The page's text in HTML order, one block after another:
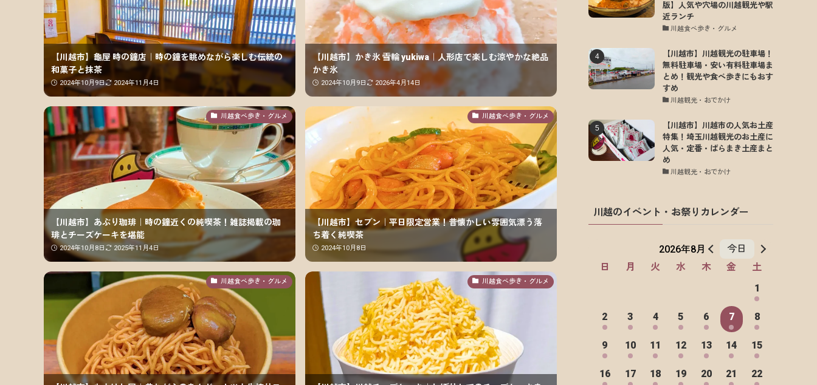
【川越市】龜屋 時の鐘店｜時の鐘を眺めながら楽しむ伝統の
和菓子と抹茶
2024年10月9日 2024年11月4日
【川越市】かき氷 雪輪 yukiwa｜人形店で楽しむ涼やかな絶品
かき氷
2024年10月9日 2026年4月14日
川越食べ歩き・グルメ
【川越市】あぶり珈琲｜時の鐘近くの純喫茶！雑誌掲載の珈
琲とチーズケーキを堪能
2024年10月8日 2025年11月4日
川越食べ歩き・グルメ
【川越市】セブン｜平日限定営業！昔懐かしい雰囲気漂う落
ち着く純喫茶
2024年10月8日
川越食べ歩き・グルメ 川越食べ歩き・グルメ
版】人気や穴場の川越観光や駅
近ランチ
川越食べ歩き・グルメ
【川越市】川越観光の駐車場！
無料駐車場・安い有料駐車場ま
とめ！観光や食べ歩きにもおす
すめ
川越観光・おでかけ
【川越市】川越市の人気お土産
特集！埼玉川越観光のお土産に
人気・定番・ばらまき土産まと
め
川越観光・おでかけ
川越のイベント・お祭りカレンダー